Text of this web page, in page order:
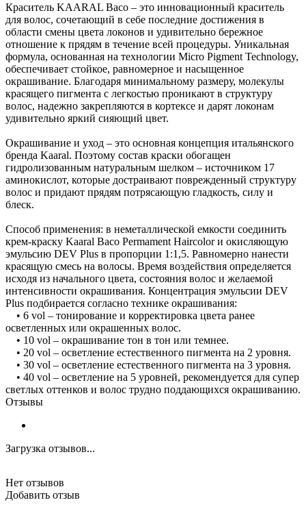
Краситель KAARAL Baco – это инновационный краситель
для волос, сочетающий в себе последние достижения в
области смены цвета локонов и удивительно бережное
отношение к прядям в течение всей процедуры. Уникальная
формула, основанная на технологии Micro Pigment Technology,
обеспечивает стойкое, равномерное и насыщенное
окрашивание. Благодаря минимальному размеру, молекулы
красящего пигмента с легкостью проникают в структуру
волос, надежно закрепляются в кортексе и дарят локонам
удивительно яркий сияющий цвет.
Окрашивание и уход – это основная концепция итальянского
бренда Kaaral. Поэтому состав краски обогащен
гидролизованным натуральным шелком – источником 17
аминокислот, которые достраивают поврежденный структуру
волос и придают прядям потрясающую гладкость, силу и
блеск.
Способ применения: в неметаллической емкости соединить
крем-краску Kaaral Baco Permament Haircolor и окисляющую
эмульсию DEV Plus в пропорции 1:1,5. Равномерно нанести
красящую смесь на волосы. Время воздействия определяется
исходя из начального цвета, состояния волос и желаемой
интенсивности окрашивания. Концентрация эмульсии DEV
Plus подбирается согласно технике окрашивания:
• 6 vol – тонирование и корректировка цвета ранее
осветленных или окрашенных волос.
• 10 vol – окрашивание тон в тон или темнее.
• 20 vol – осветление естественного пигмента на 2 уровня.
• 30 vol – осветление естественного пигмента на 3 уровня.
• 40 vol – осветление на 5 уровней, рекомендуется для супер
светлых оттенков и волос трудно поддающихся окрашиванию.
Отзывы
Загрузка отзывов...
Нет отзывов
Добавить отзыв